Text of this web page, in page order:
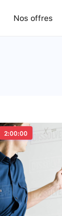
Nos offres
2:00:00